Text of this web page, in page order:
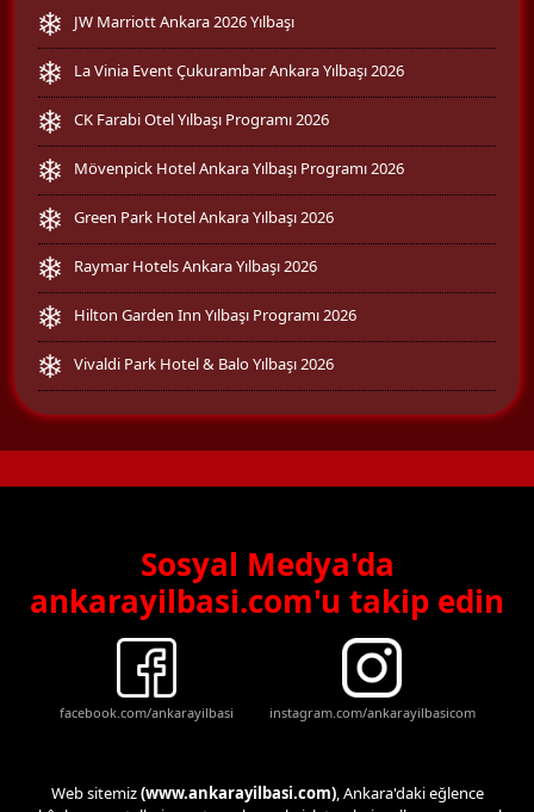
JW Marriott Ankara 2026 Yılbaşı
La Vinia Event Çukurambar Ankara Yılbaşı 2026
CK Farabi Otel Yılbaşı Programı 2026
Mövenpick Hotel Ankara Yılbaşı Programı 2026
Green Park Hotel Ankara Yılbaşı 2026
Raymar Hotels Ankara Yılbaşı 2026
Hilton Garden Inn Yılbaşı Programı 2026
Vivaldi Park Hotel & Balo Yılbaşı 2026
Sosyal Medya'da
ankarayilbasi.com'u takip edin
facebook.com/ankarayilbasi instagram.com/ankarayilbasicom
Web sitemiz(www.ankarayilbasi.com), Ankara'daki eğlence